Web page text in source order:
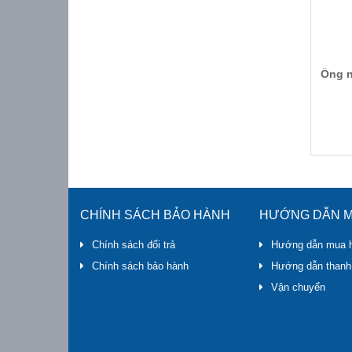
Ống
CHÍNH SÁCH BẢO HÀNH
Chính sách đổi trả
Chính sách bảo hành
HƯỚNG DẪN
Hướng dẫn mua
Hướng dẫn
Vận chuyển